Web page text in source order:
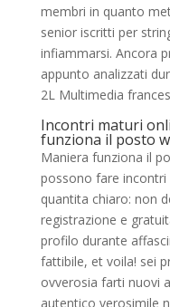
membri in quanto
senior iscritti per
infiammarsi. Ancora
appunto analizzati
2L Multimedia
Incontri maturi
funziona il posto
Maniera funziona il
possono fare incontri
quantita chiaro: non
registrazione e
profilo durante
fattibile, et voila! sei
ovverosia farti nuovi
autentico verosimile